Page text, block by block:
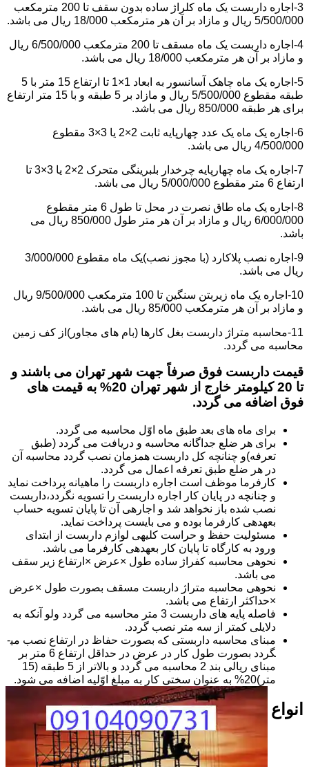
3-اجاره داربست یک ماه کلراژ ساده بدون سقف تا 200 مترمکعب
5/500/000 ریال و مازاد بر آن هر مترمکعب 18/000 ریال می باشد.
4-اجاره داربست یک ماه مسقف تا 200 مترمکعب 6/500/000 ریال
و مازاد بر آن هر مترمکعب 18/000 ریال می باشد.
5-اجاره یک ماه چاهک آسانسور به ابعاد 1×1 تا ارتفاع 15 متر با 5
طبقه مقطوع 5/500/000 ریال و مازاد بر 5 طبقه و با 15 متر ارتفاع
برای هر طبقه 850/000 ریال می باشد.
6-اجاره یک ماه یک عدد چهارپایه ثابت 2×2 یا 3×3 مقطوع
4/500/000 ریال می باشد.
7-اجاره یک ماه چهارپایه چرخدار بلبرینگی متحرک 2×2 یا 3×3 تا
ارتفاع 6 متر مقطوع 5/000/000 ریال می باشد.
8-اجاره یک ماه طاق نصرت در محل تا طول 6 متر مقطوع
6/000/000 ریال و مازاد بر آن هر متر طول 850/000 ریال می
باشد.
9-اجاره نصب پلاکارد (با مجوز نصب)یک ماه مقطوع 3/000/000
ریال می باشد.
10-اجاره یک ماه زیربتن سنگین تا 100 مترمکعب 9/500/000 ریال
و مازاد بر آن هر مترمکعب 85/000 ریال می باشد.
11-محاسبه متراژ داربست بغل کارها (بام های مجاور)از کف زمین
محاسبه می گردد.
قیمت داربست فوق صرفاً جهت شهر تهران می باشند و
تا 20 کیلومتر خارج از شهر تهران 20% به قیمت های
فوق اضافه می گردد.
برای ماه های بعد طبق ماه اوّل محاسبه می گردد.
برای هر ضلع جداگانه محاسبه و دریافت می گردد (طبق
تعرفه)و چنانچه کل داربست همزمان نصب گردد محاسبه آن
در هر ضلع طبق تعرفه اعمال می گردد.
کارفرما موظف است اجاره داربست را ماهیانه پرداخت نماید
و چنانچه در پایان کار اجاره داربست را تسویه نگردد،داربست
نصب شده باز نخواهد شد و اجاره­ی آن تا پایان تسویه حساب
بعهده­ی کارفرما بوده و می بایست پرداخت نماید.
مسئولیت حفظ و حراست کلیه­ی لوازم داربست از ابتدای
ورود به کارگاه تا پایان کار بعهده­ی کارفرما می باشد.
نحوه­ی محاسبه کفراژ ساده طول ×عرض ×ارتفاع زیر سقف
می باشد.
نحوه­ی محاسبه متراژ داربست مسقف بصورت طول ×عرض
×حداکثر ارتفاع می باشد.
فاصله پایه های داربست 3 متر محاسبه می گردد ولو آنکه به
دلایلی کمتر از سه متر نصب گردد.
مبنای محاسبه داربستی که بصورت حفاظ در ارتفاع نصب می­
گردد بصورت طول کار در عرض در حداقل ارتفاع 6 متر بر
مبنای ریالی بند 2 محاسبه می گردد و بالاتر از 5 طبقه (15
متر)20% به عنوان سختی کار به مبلغ اوّلیه اضافه می شود.
انواع